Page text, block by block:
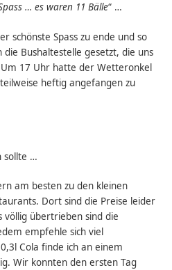
… es waren 11 Bälle“ …
schönste Spass zu ende und so
Bushaltestelle gesetzt, die uns
17 Uhr hatte der Wetteronkel
heftig angefangen zu
sollte …
am besten zu den kleinen
Dort sind die Preise leider
übertrieben sind die
empfehle sich viel
Cola finde ich an einem
Wir konnten den ersten Tag